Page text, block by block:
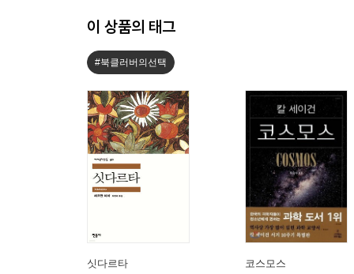
이 상품의 태그
#북클러버의선택
싯다르타 코스모스